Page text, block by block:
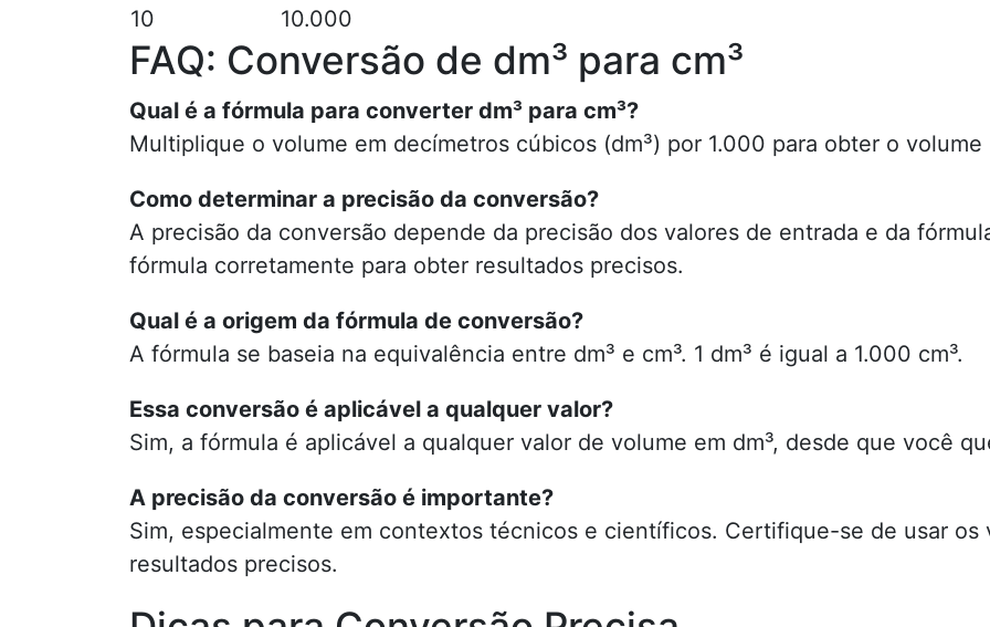
10
10.000
FAQ: Conversão de dm³ para cm³
Qual é a fórmula para converter dm³ para cm³?
Multiplique o volume em decímetros cúbicos (dm³) por 1.000 para obter o
Como determinar a precisão da conversão?
A precisão da conversão depende da precisão dos valores de entrada e da
fórmula corretamente para obter resultados precisos.
Qual é a origem da fórmula de conversão?
A fórmula se baseia na equivalência entre dm³ e cm³. 1 dm³ é igual a 1.000 cm³.
Essa conversão é aplicável a qualquer valor?
Sim, a fórmula é aplicável a qualquer valor de volume em dm³, desde que você
A precisão da conversão é importante?
Sim, especialmente em contextos técnicos e científicos. Certifique-se de usar os
resultados precisos.